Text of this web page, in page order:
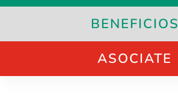
BENEFICIOS
ASOCIATE